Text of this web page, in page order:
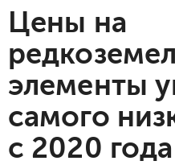
Цены на
элементы
самого
с 2020 года